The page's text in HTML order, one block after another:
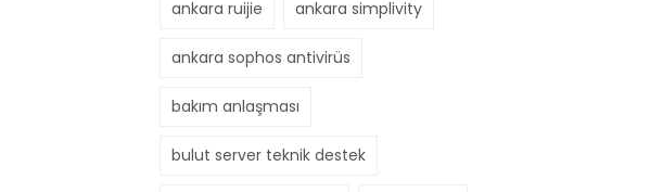
ankara ruijie ankara simplivity
ankara sophos antivirüs
bakım anlaşması
bulut server teknik destek